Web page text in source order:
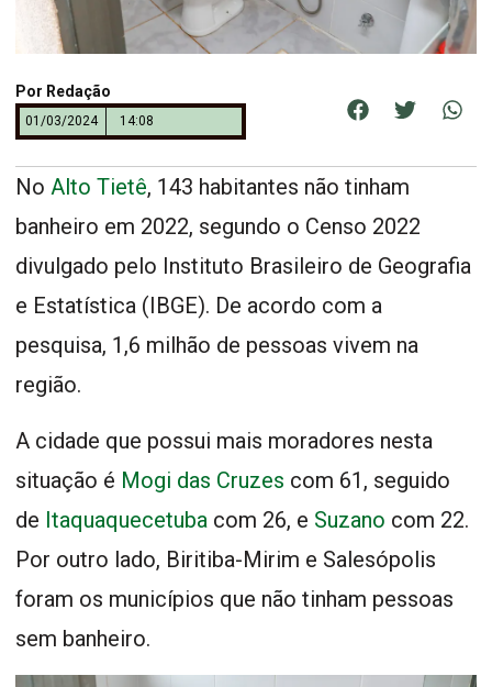
Por Redação
01/03/2024 14:08
No Alto Tietê, 143 habitantes não tinham
banheiro em 2022, segundo o Censo 2022
divulgado pelo Instituto Brasileiro de Geografia
e Estatística (IBGE). De acordo com a
pesquisa, 1,6 milhão de pessoas vivem na
região.
A cidade que possui mais moradores nesta
situação é Mogi das Cruzes com 61, seguido
de Itaquaquecetuba com 26, e Suzano com 22.
Por outro lado, Biritiba-Mirim e Salesópolis
foram os municípios que não tinham pessoas
sem banheiro.